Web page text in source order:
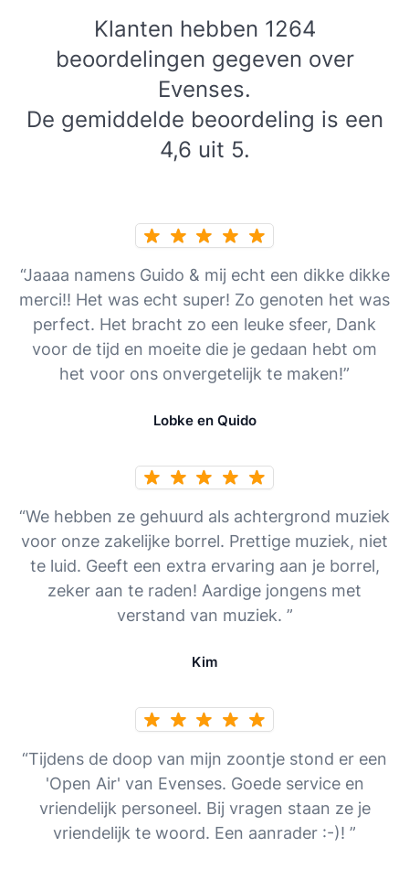
Klanten hebben 1264
beoordelingen gegeven over
Evenses.
De gemiddelde beoordeling is een
4,6 uit 5.
“Jaaaa namens Guido & mij echt een dikke dikke
merci!! Het was echt super! Zo genoten het was
perfect. Het bracht zo een leuke sfeer, Dank
voor de tijd en moeite die je gedaan hebt om
het voor ons onvergetelijk te maken!”
Lobke en Quido
“We hebben ze gehuurd als achtergrond muziek
voor onze zakelijke borrel. Prettige muziek, niet
te luid. Geeft een extra ervaring aan je borrel,
zeker aan te raden! Aardige jongens met
verstand van muziek. ”
Kim
“Tijdens de doop van mijn zoontje stond er een
'Open Air' van Evenses. Goede service en
vriendelijk personeel. Bij vragen staan ze je
vriendelijk te woord. Een aanrader :-)! ”